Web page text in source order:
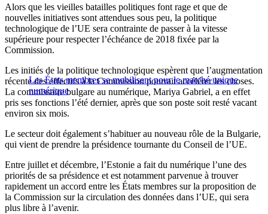
Alors que les vieilles batailles politiques font rage et que de
nouvelles initiatives sont attendues sous peu, la politique
technologique de l’UE sera contrainte de passer à la vitesse
supérieure pour respecter l’échéance de 2018 fixée par la
Commission.
Les États membres se mobilisent pour le marché unique
numérique
Les initiés de la politique technologique espèrent que l’augmentation
récente des effectifs à la Commission pourrait accélérer les choses.
La commissaire bulgare au numérique, Mariya Gabriel, a en effet
pris ses fonctions l’été dernier, après que son poste soit resté vacant
environ six mois.
Le secteur doit également s’habituer au nouveau rôle de la Bulgarie,
qui vient de prendre la présidence tournante du Conseil de l’UE.
Entre juillet et décembre, l’Estonie a fait du numérique l’une des
priorités de sa présidence et est notamment parvenue à trouver
rapidement un accord entre les États membres sur la proposition de
la Commission sur la circulation des données dans l’UE, qui sera
plus libre à l’avenir.